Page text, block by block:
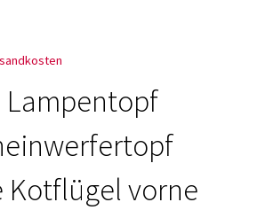
Lampentopf
Kotflügel vorne